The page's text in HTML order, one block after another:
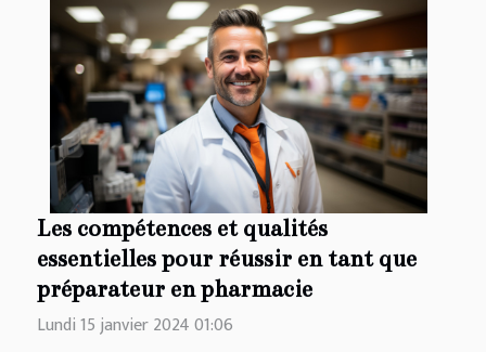
Les compétences et qualités
essentielles pour réussir en tant que
préparateur en pharmacie
Lundi 15 janvier 2024 01:06